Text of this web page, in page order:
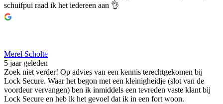
schuifpui raad ik het iedereen aan 👌
Merel Scholte
5 jaar geleden
Zoek niet verder! Op advies van een kennis terechtgekomen bij
Lock Secure. Waar het begon met een kleinigheidje (slot van de
voordeur vervangen) ben ik inmiddels een tevreden vaste klant bij
Lock Secure en heb ik het gevoel dat ik in een fort woon.